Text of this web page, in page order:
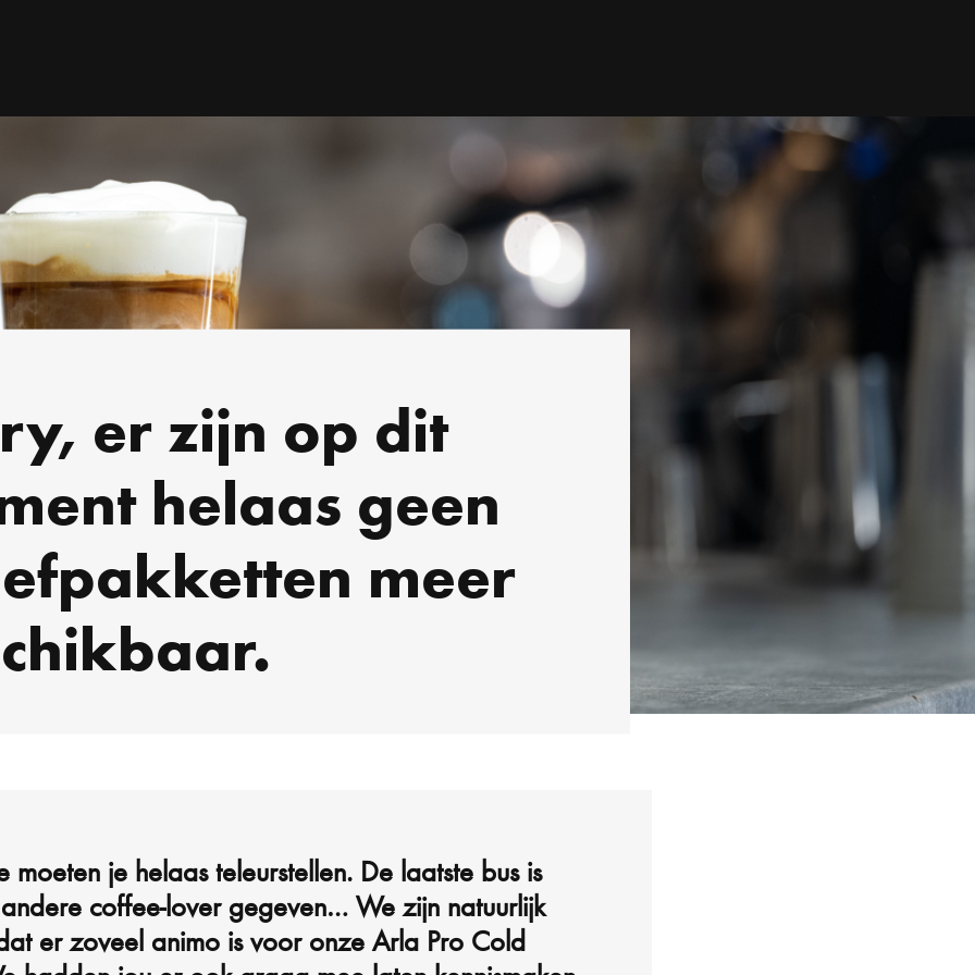
er zijn op dit
helaas geen
meer
moeten je helaas teleurstellen. De laatste bus is
coffee-lover gegeven… We zijn natuurlijk
er zoveel animo is voor onze Arla Pro Cold